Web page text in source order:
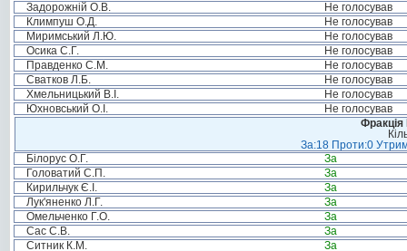
Задорожній О.В.
Не голосував
Климпуш О.Д.
Не голосував
Миримський Л.Ю.
Не голосував
Осика С.Г.
Не голосував
Правденко С.М.
Не голосував
Сватков Л.Б.
Не голосував
Хмельницький В.І.
Не голосував
Юхновський О.І.
Не голосував
За:18 Проти:0
Білорус О.Г.
За
Головатий С.П.
За
Кирильчук Є.І.
За
Лук'яненко Л.Г.
За
Омельченко Г.О.
За
Сас С.В.
За
Ситник К.М.
За